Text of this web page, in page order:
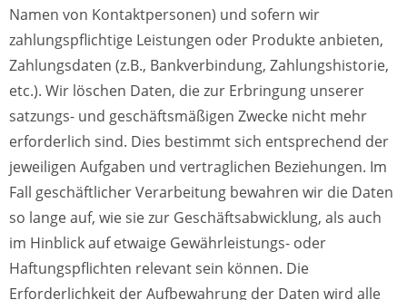
Namen von Kontaktpersonen) und sofern wir
zahlungspflichtige Leistungen oder Produkte anbieten,
Zahlungsdaten (z.B., Bankverbindung, Zahlungshistorie,
etc.). Wir löschen Daten, die zur Erbringung unserer
satzungs- und geschäftsmäßigen Zwecke nicht mehr
erforderlich sind. Dies bestimmt sich entsprechend der
jeweiligen Aufgaben und vertraglichen Beziehungen. Im
Fall geschäftlicher Verarbeitung bewahren wir die Daten
so lange auf, wie sie zur Geschäftsabwicklung, als auch
im Hinblick auf etwaige Gewährleistungs- oder
Haftungspflichten relevant sein können. Die
Erforderlichkeit der Aufbewahrung der Daten wird alle